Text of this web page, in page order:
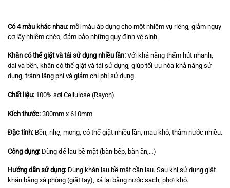
Có 4 màu khác nhau: mỗi màu áp dụng cho một nhiệm vụ riêng, giảm nguy
cơ lây nhiễm chéo, đảm bảo những quy định vệ sinh.
Khăn có thể giặt và tái sử dụng nhiều lần: Với khả năng thấm hút nhanh,
dai và bền, khăn có thể giặt và tái sử dụng, giúp tối ưu hóa khả năng sử
dụng, tránh lãng phí và giảm chi phí sử dụng.
Chất liệu: 100% sợi Cellulose (Rayon)
Kích thước: 300mm x 610mm
Đặc tính: Bền, nhẹ, mỏng, có thể giặt nhiều lần, mau khô, thấm nước nhiều.
Công dụng: Dùng để lau bề mặt (bàn bếp, bàn ăn,…)
Hướng dẫn sử dụng: Dùng khăn lau bề mặt cần lau. Sau khi sử dụng giặt
khăn bằng xà phòng (giặt tay), xả lại bằng nước sạch, phơi khô.